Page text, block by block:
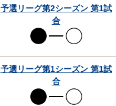
予選リーグ第2シーズン 第1試
合
予選リーグ第1シーズン 第1試
合